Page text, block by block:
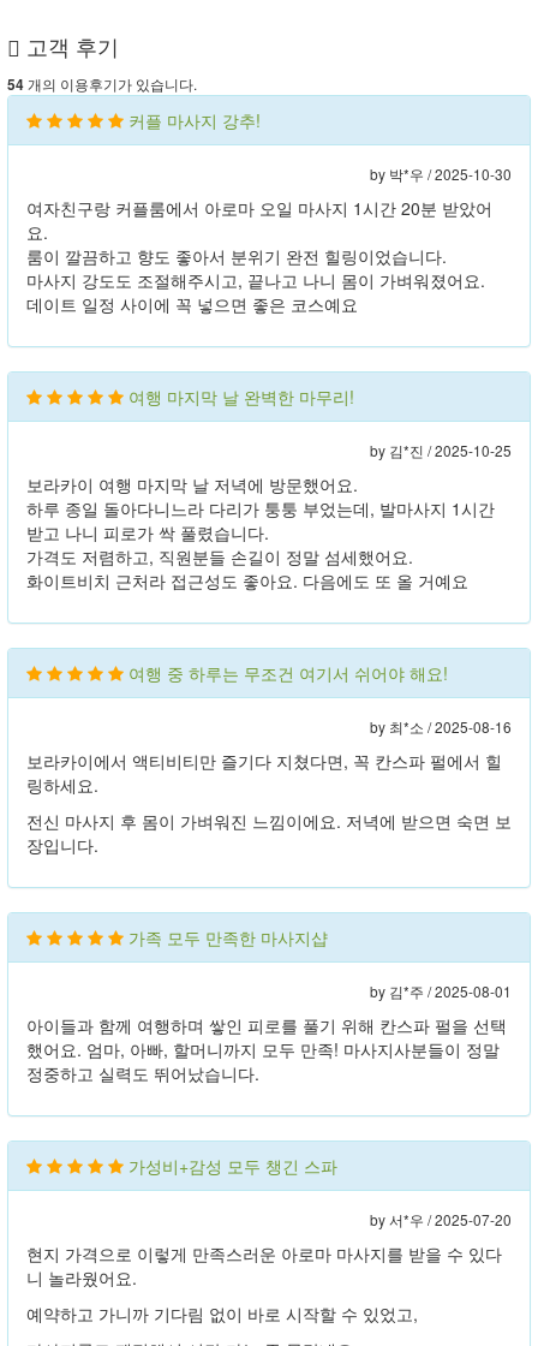
고객 후기
54 개의 이용후기가 있습니다.
커플 마사지 강추!
by 박*우 /2025-10-30
여자친구랑 커플룸에서 아로마 오일 마사지 1시간 20분 받았어
요.
룸이 깔끔하고 향도 좋아서 분위기 완전 힐링이었습니다.
마사지 강도도 조절해주시고, 끝나고 나니 몸이 가벼워졌어요.
데이트 일정 사이에 꼭 넣으면 좋은 코스예요
여행 마지막 날 완벽한 마무리!
by 김*진 /2025-10-25
보라카이 여행 마지막 날 저녁에 방문했어요.
하루 종일 돌아다니느라 다리가 퉁퉁 부었는데, 발마사지 1시간
받고 나니 피로가 싹 풀렸습니다.
가격도 저렴하고, 직원분들 손길이 정말 섬세했어요.
화이트비치 근처라 접근성도 좋아요. 다음에도 또 올 거예요
여행 중 하루는 무조건 여기서 쉬어야 해요!
by 최*소 /2025-08-16
보라카이에서 액티비티만 즐기다 지쳤다면, 꼭 칸스파 펄에서 힐
링하세요.
전신 마사지 후 몸이 가벼워진 느낌이에요. 저녁에 받으면 숙면 보
장입니다.
가족 모두 만족한 마사지샵
by 김*주 /2025-08-01
아이들과 함께 여행하며 쌓인 피로를 풀기 위해 칸스파 펄을 선택
했어요. 엄마, 아빠, 할머니까지 모두 만족! 마사지사분들이 정말
정중하고 실력도 뛰어났습니다.
가성비+감성 모두 챙긴 스파
by 서*우 /2025-07-20
현지 가격으로 이렇게 만족스러운 아로마 마사지를 받을 수 있다
니 놀라웠어요.
예약하고 가니까 기다림 없이 바로 시작할 수 있었고,